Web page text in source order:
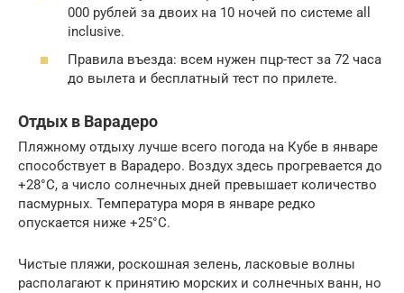
000 рублей за двоих на 10 ночей по системе all
inclusive.
Правила въезда: всем нужен пцр-тест за 72 часа
до вылета и бесплатный тест по прилете.
Отдых в Варадеро
Пляжному отдыху лучше всего погода на Кубе в январе
способствует в Варадеро. Воздух здесь прогревается до
+28°C, а число солнечных дней превышает количество
пасмурных. Температура моря в январе редко
опускается ниже +25°С.
Чистые пляжи, роскошная зелень, ласковые волны
располагают к принятию морских и солнечных ванн, но